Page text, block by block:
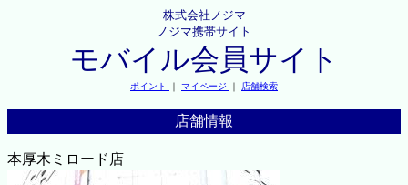
株式会社ノジマ
ノジマ携帯サイト
モバイル会員サイト
ポイント ｜ マイページ ｜ 店舗検索
店舗情報
本厚木ミロード店